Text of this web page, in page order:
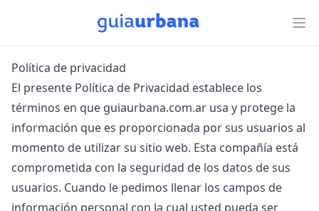
Política de privacidad
El presente Política de Privacidad establece los
términos en que guiaurbana.com.ar usa y protege la
información que es proporcionada por sus usuarios al
momento de utilizar su sitio web. Esta compañía está
comprometida con la seguridad de los datos de sus
usuarios. Cuando le pedimos llenar los campos de
información personal con la cual usted pueda ser